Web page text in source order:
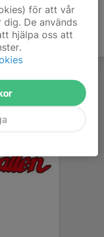
för att vår
De används
hjälpa oss att